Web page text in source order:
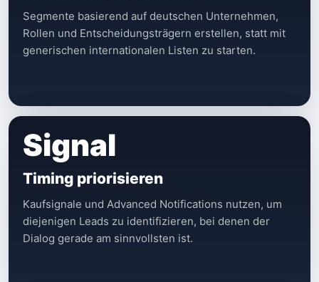
Segmente basierend auf deutschen Unternehmen,
Rollen und Entscheidungsträgern erstellen, statt mit
generischen internationalen Listen zu starten.
Signal
Timing priorisieren
Kaufsignale und Advanced Notifications nutzen, um
diejenigen Leads zu identifizieren, bei denen der
Dialog gerade am sinnvollsten ist.